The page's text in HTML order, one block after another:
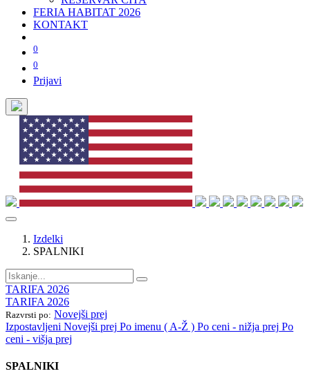
FERIA HABITAT 2026
KONTAKT
0
0
Prijavi
Izdelki
SPALNIKI
TARIFA 2026
TARIFA 2026
Razvrsti po: Novejši prej
Izpostavljeni Novejši prej Po imenu ( A-Ž ) Po ceni - nižja prej Po
ceni - višja prej
SPALNIKI